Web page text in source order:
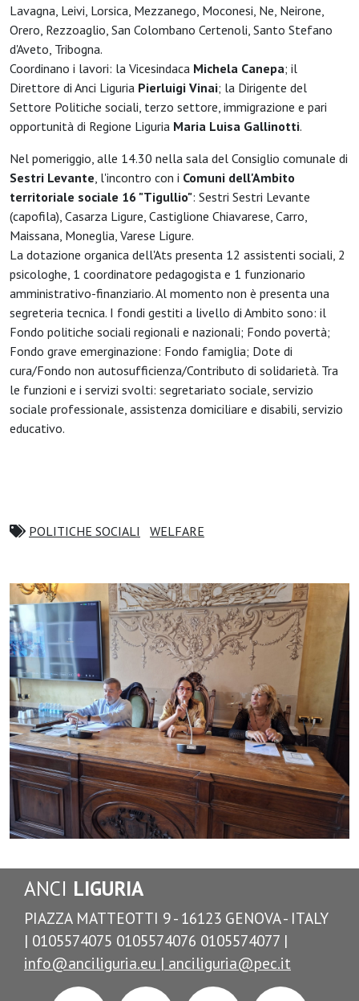
Lavagna, Leivi, Lorsica, Mezzanego, Moconesi, Ne, Neirone,
Orero, Rezzoaglio, San Colombano Certenoli, Santo Stefano
d'Aveto, Tribogna.
Coordinano i lavori: la Vicesindaca Michela Canepa; il
Direttore di Anci Liguria Pierluigi Vinai; la Dirigente del
Settore Politiche sociali, terzo settore, immigrazione e pari
opportunità di Regione Liguria Maria Luisa Gallinotti.
Nel pomeriggio, alle 14.30 nella sala del Consiglio comunale di
Sestri Levante, l'incontro con i Comuni dell'Ambito
territoriale sociale 16 "Tigullio": Sestri Sestri Levante
(capofila), Casarza Ligure, Castiglione Chiavarese, Carro,
Maissana, Moneglia, Varese Ligure.
La dotazione organica dell'Ats presenta 12 assistenti sociali, 2
psicologhe, 1 coordinatore pedagogista e 1 funzionario
amministrativo-finanziario. Al momento non è presenta una
segreteria tecnica. I fondi gestiti a livello di Ambito sono: il
Fondo politiche sociali regionali e nazionali; Fondo povertà;
Fondo grave emerginazione: Fondo famiglia; Dote di
cura/Fondo non autosufficienza/Contributo di solidarietà. Tra
le funzioni e i servizi svolti: segretariato sociale, servizio
sociale professionale, assistenza domiciliare e disabili, servizio
educativo.
POLITICHE SOCIALI WELFARE
ANCI LIGURIA
PIAZZA MATTEOTTI 9 - 16123 GENOVA - ITALY
| 0105574075 0105574076 0105574077 |
info@anciliguria.eu | anciliguria@pec.it